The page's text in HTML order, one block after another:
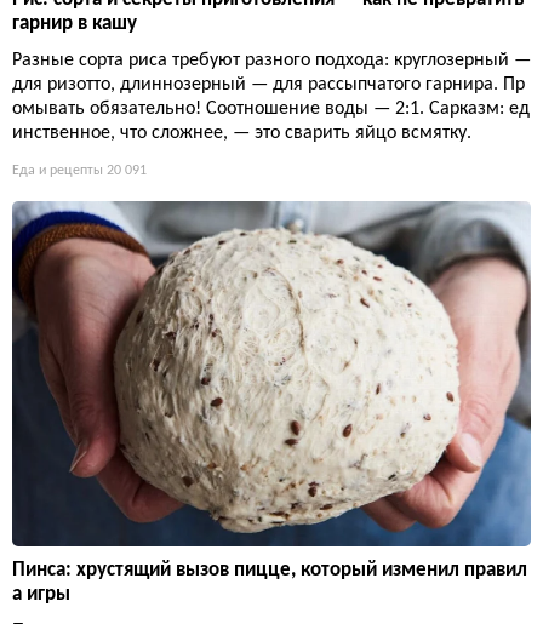
гарнир в кашу
Разные сорта риса требуют разного подхода: круглозерный —
для ризотто, длиннозерный — для рассыпчатого гарнира. Пр
омывать обязательно! Соотношение воды — 2:1. Сарказм: ед
инственное, что сложнее, — это сварить яйцо всмятку.
Еда и рецепты 20 091
Пинса: хрустящий вызов пицце, который изменил правил
а игры